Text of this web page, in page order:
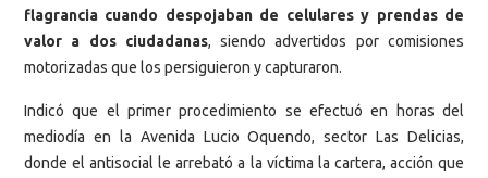
flagrancia cuando despojaban de celulares y prendas de
valor a dos ciudadanas, siendo advertidos por comisiones
motorizadas que los persiguieron y capturaron.
Indicó que el primer procedimiento se efectuó en horas del
mediodía en la Avenida Lucio Oquendo, sector Las Delicias,
donde el antisocial le arrebató a la víctima la cartera, acción que